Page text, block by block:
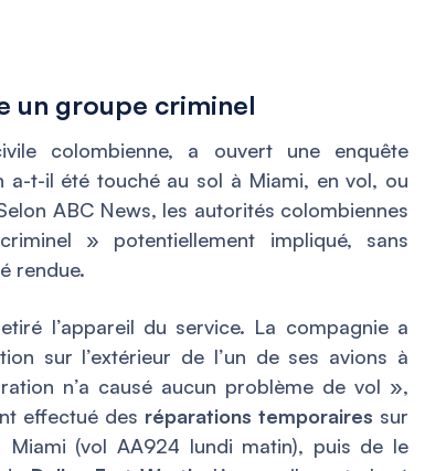
un groupe criminel
colombienne, a ouvert une enquête
a-t-il été touché au sol à Miami, en vol, ou
ABC News, les autorités colombiennes
» potentiellement impliqué, sans
rendue.
l’appareil du service. La compagnie a
sur l’extérieur de l’un de ses avions à
n’a causé aucun problème de vol »,
effectué des réparations temporaires sur
Miami (vol AA924 lundi matin), puis de le